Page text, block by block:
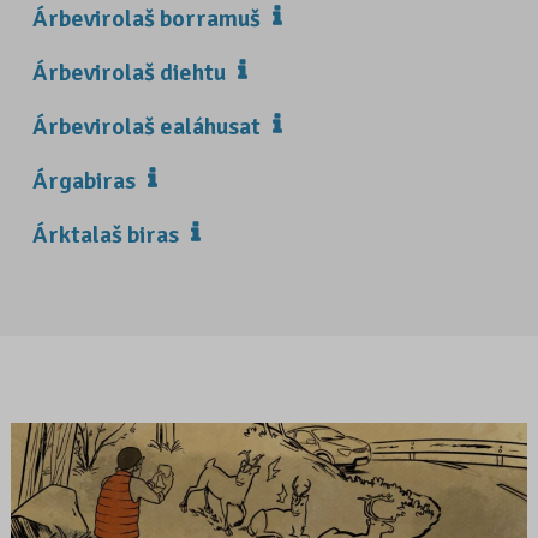
Árbevirolaš borramuš
Árbevirolaš diehtu
Árbevirolaš ealáhusat
Árgabiras
Árktalaš biras